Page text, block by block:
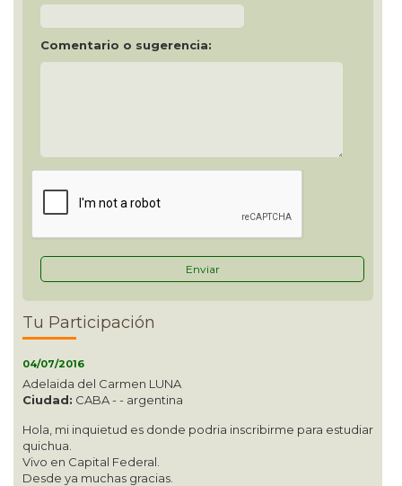
Comentario o sugerencia:
Tu Participación
04/07/2016
Adelaida del Carmen LUNA
Ciudad: CABA - - argentina
Hola, mi inquietud es donde podria inscribirme para estudiar
quichua.
Vivo en Capital Federal.
Desde ya muchas gracias.